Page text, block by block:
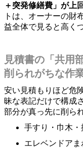
＋突発修繕費」が上
トは、オーナーの財
益全体で見ると高く
見積書の「共用
削られがちな作
安い見積もりほど危
昧な表記だけで構成
部分が真っ先に削ら
手すり・巾木
エレベンドア